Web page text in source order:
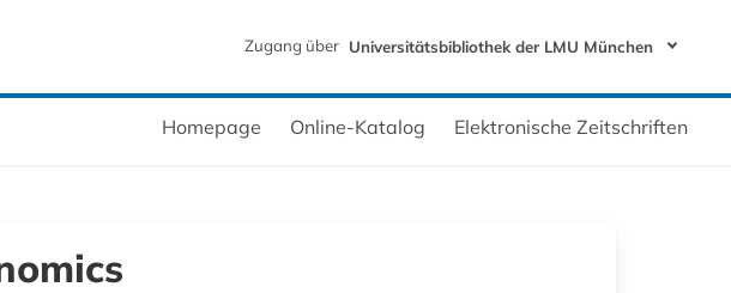
Zugang über Universitätsbibliothek der LMU München
Homepage Online-Katalog Elektronische Zeitschriften